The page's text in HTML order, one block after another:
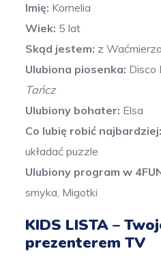
Imię: Kornelia
Wiek: 5 lat
Skąd jestem: z Waćmierza
Ulubiona piosenka: Disco
Tańcz
Ulubiony bohater: Elsa
Co lubię robić najbardziej:
układać puzzle
Ulubiony program w
smyka, Migotki
KIDS LISTA –
prezenterem TV